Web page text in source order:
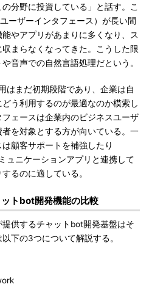
分野に投資している」と話す。こ
ーザーインタフェース）が長い間
やアプリがあまりに多くなり、ス
まらなくなってきた。こうした限
音声での自然言語処理だという。
まだ初期段階であり、企業は自
う利用するのが最適なのか模索し
ェースは企業内のビジネスユーザ
を対象とする方が向いている。一
顧客サポートを補強したり
ュニケーションアプリと連携して
るのに適している。
トbot開発機能の比較
供するチャットbot開発基盤はそ
下の3つについて解説する。